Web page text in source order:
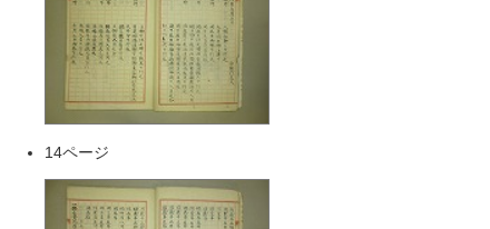
14ページ